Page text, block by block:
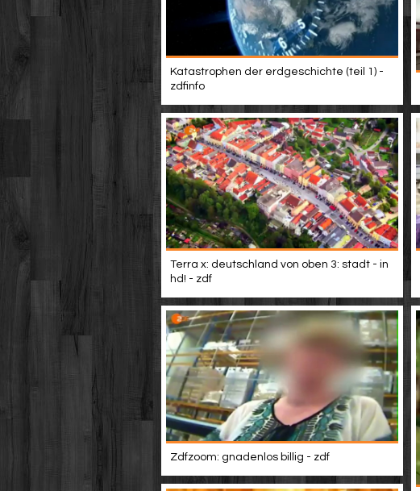
Katastrophen der erdgeschichte (teil 1) -
zdfinfo
Terra x: deutschland von oben 3: stadt - in
hd! - zdf
Zdfzoom: gnadenlos billig - zdf